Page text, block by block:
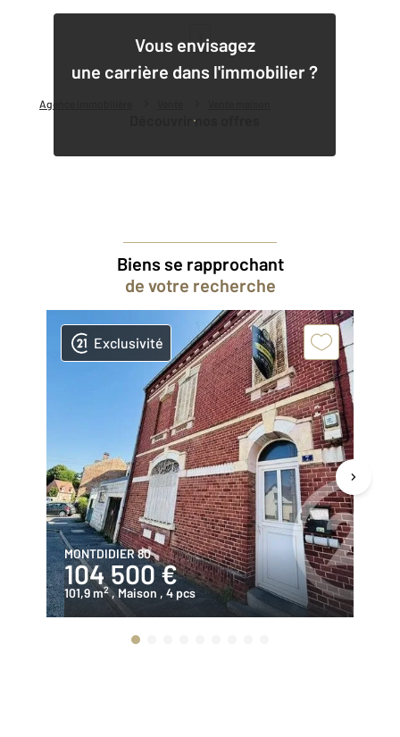
Agence immobilière
Vous envisagez
une carrière dans l'immobilier ?
Découvrir nos offres
Biens se rapprochant
de votre recherche
Exclusivité
MONTDIDIER 80
104 500 €
101,9 m2 , Maison , 4 pcs